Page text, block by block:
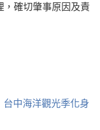
，確切肇事原因及責
中海洋觀光季化身